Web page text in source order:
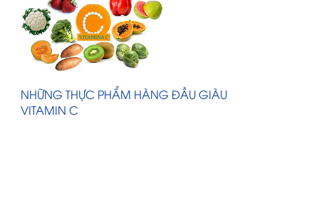
NHỮNG THỰC PHẨM HÀNG ĐẦU GIÀU
VITAMIN C
NHỮNG THỰC PHẨM HÀNG ĐẦU GIÀU
VITAMIN C